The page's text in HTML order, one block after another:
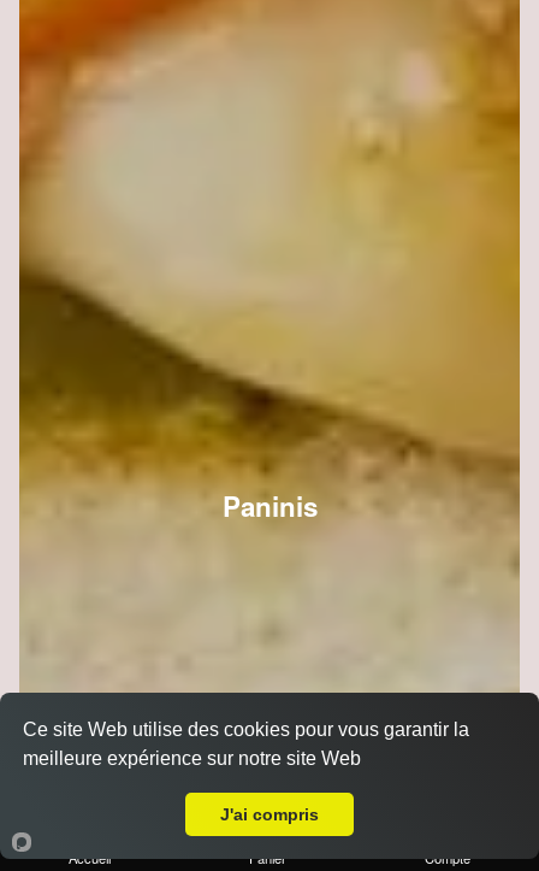
Paninis
Accueil Panier Compte
Ce site Web utilise des cookies pour vous garantir la
meilleure expérience sur notre site Web
J'ai compris